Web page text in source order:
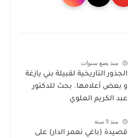
منذ بضع سنوات
الجذور التاريخية لقبيلة بني يازغة
و بعض أعلامها. بحث للدكتور
عبد الكريم العلوي
منذ 9 سنة
قصيدة (باغي نعمر الدار) على